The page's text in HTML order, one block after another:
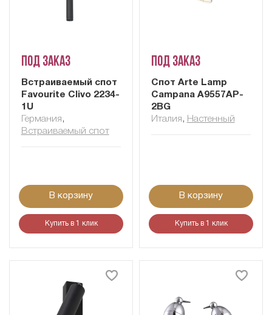
Под заказ
Встраиваемый спот
Favourite Clivo 2234-
1U
Германия ,
Встраиваемый спот
В корзину
Купить в 1 клик
Под заказ
Cпот Arte Lamp
Campana A9557AP-
2BG
Италия , Настенный
В корзину
Купить в 1 клик